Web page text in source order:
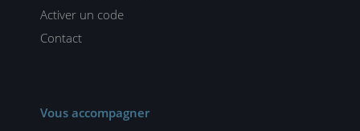
Activer un code
Contact
Vous accompagner